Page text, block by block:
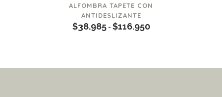
ALFOMBRA TAPETE CON
ANTIDESLIZANTE
$38.985 - $116.950Rango